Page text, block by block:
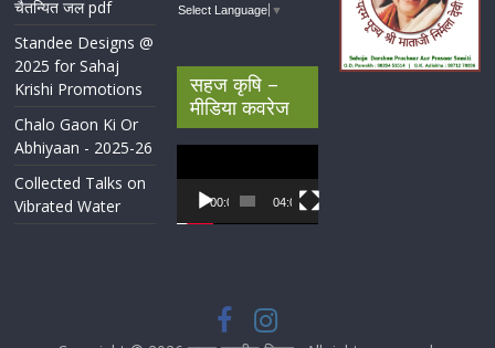
चैतन्यित जल pdf
Standee Designs @
2025 for Sahaj
Krishi Promotions
Chalo Gaon Ki Or
Abhiyaan - 2025-26
Collected Talks on
Vibrated Water
Select Language ▼
सहज कृषि –
मीडिया कवरेज
Player
00:00 04:07